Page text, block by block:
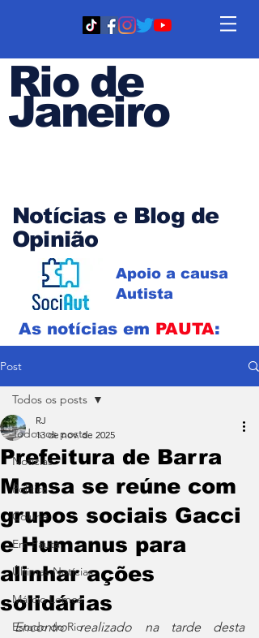
Rio de
Janeiro
Notícias e Blog de
Opinião
Apoio a causa
Autista
As notícias em PAUTA:
Post
Todos os posts
Notícias
Política
Coluna
Em Pauta
Últimas Notícias
Márcio Lemos
Estado do Rio
Todos os posts
Prefeitura de Barra
Mansa se reúne com
grupos sociais Gacci
e Humanus para
alinhar ações
solidárias
RJ
13 de nov. de 2025
Encontro realizado na tarde desta